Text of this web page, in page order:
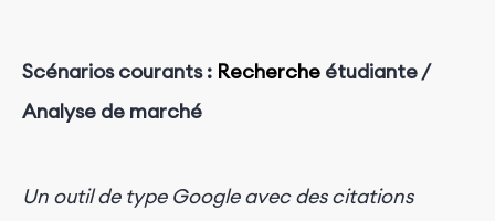
Scénarios courants : Recherche étudiante /
Analyse de marché
Un outil de type Google avec des citations